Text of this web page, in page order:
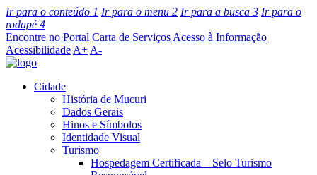
Ir para o conteúdo 1 Ir para o menu 2 Ir para a busca 3 Ir para o
rodapé4
Encontre no Portal Carta de Serviços Acesso à Informação
Acessibilidade A+ A-
Cidade
História de Mucuri
Dados Gerais
Hinos e Símbolos
Identidade Visual
Turismo
Hospedagem Certificada – Selo Turismo